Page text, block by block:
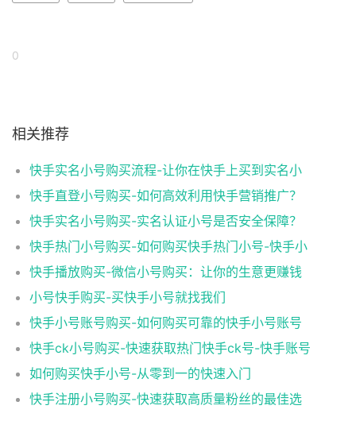
0
相关推荐
快手实名小号购买流程-让你在快手上买到实名小
快手直登小号购买-如何高效利用快手营销推广？
快手实名小号购买-实名认证小号是否安全保障？
快手热门小号购买-如何购买快手热门小号-快手小
快手播放购买-微信小号购买：让你的生意更赚钱
小号快手购买-买快手小号就找我们
快手小号账号购买-如何购买可靠的快手小号账号
快手ck小号购买-快速获取热门快手ck号-快手账号
如何购买快手小号-从零到一的快速入门
快手注册小号购买-快速获取高质量粉丝的最佳选